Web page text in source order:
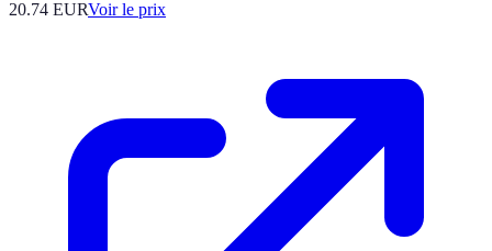
20.74 EURVoir le prix